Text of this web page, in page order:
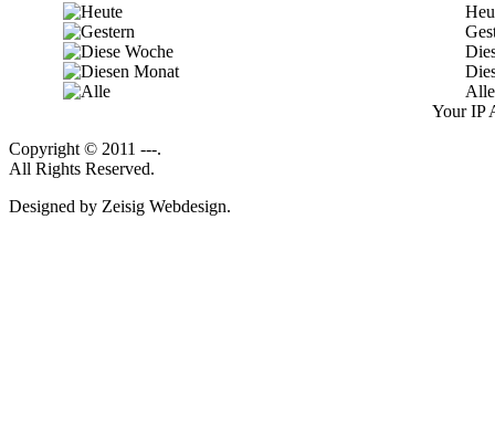
Alle
Your IP
Copyright © 2011 ---.
All Rights Reserved.
Designed by Zeisig Webdesign.